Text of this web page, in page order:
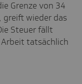
Grenze von 34
greift wieder das
Steuer fällt
tatsächlich